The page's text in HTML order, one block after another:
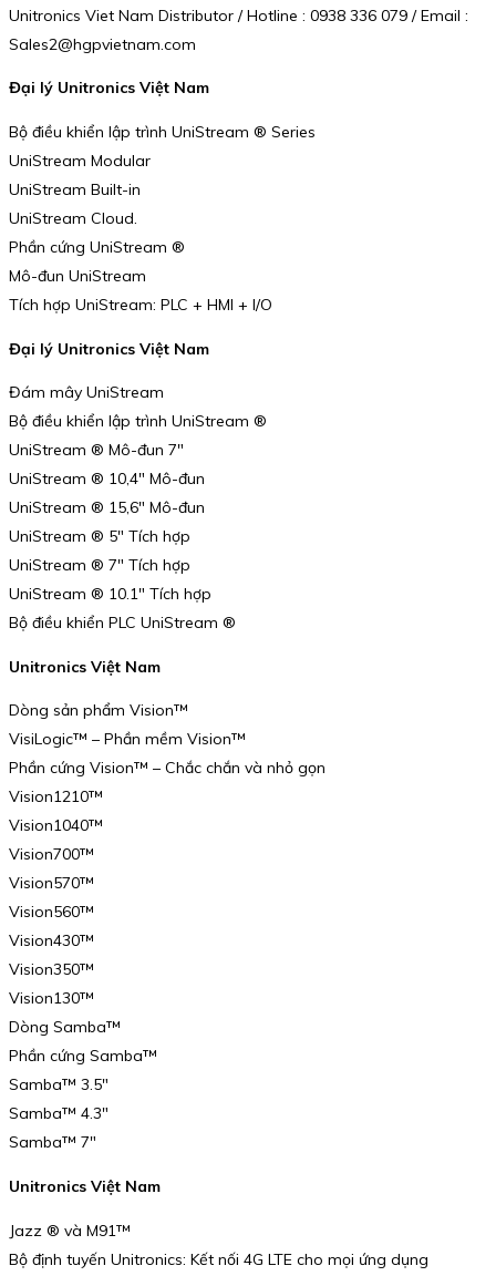
Unitronics Viet Nam Distributor / Hotline : 0938 336 079 / Email :
Sales2@hgpvietnam.com
Đại lý Unitronics Việt Nam
Bộ điều khiển lập trình UniStream ® Series
UniStream Modular
UniStream Built-in
UniStream Cloud.
Phần cứng UniStream ®
Mô-đun UniStream
Tích hợp UniStream: PLC + HMI + I/O
Đại lý Unitronics Việt Nam
Đám mây UniStream
Bộ điều khiển lập trình UniStream ®
UniStream ® Mô-đun 7″
UniStream ® 10,4″ Mô-đun
UniStream ® 15,6″ Mô-đun
UniStream ® 5″ Tích hợp
UniStream ® 7″ Tích hợp
UniStream ® 10.1″ Tích hợp
Bộ điều khiển PLC UniStream ®
Unitronics Việt Nam
Dòng sản phẩm Vision™
VisiLogic™ – Phần mềm Vision™
Phần cứng Vision™ – Chắc chắn và nhỏ gọn
Vision1210™
Vision1040™
Vision700™
Vision570™
Vision560™
Vision430™
Vision350™
Vision130™
Dòng Samba™
Phần cứng Samba™
Samba™ 3.5″
Samba™ 4.3″
Samba™ 7″
Unitronics Việt Nam
Jazz ® và M91™
Bộ định tuyến Unitronics: Kết nối 4G LTE cho mọi ứng dụng